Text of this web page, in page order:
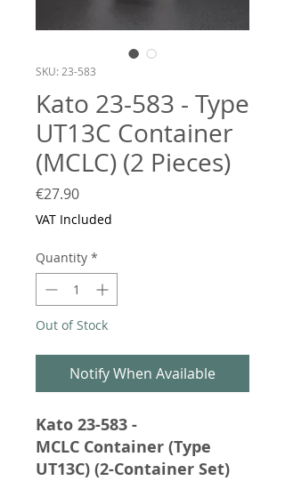
SKU: 23-583
Kato 23-583 - Type
UT13C Container
(MCLC) (2 Pieces)
€27.90Price
VAT Included
Quantity *
Out of Stock
Notify When Available
Kato 23-583 -
MCLC Container (Type
UT13C) (2-Container Set)